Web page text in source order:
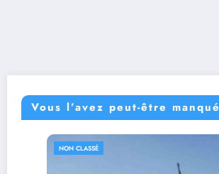
Vous l’avez peut-être manqué
NON CLASSÉ